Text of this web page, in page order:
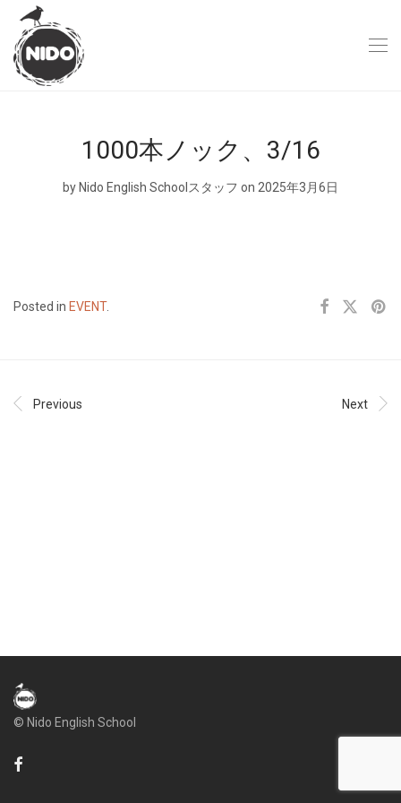
1000本ノック、3/16
by Nido English Schoolスタッフ on 2025年3月6日
Posted in EVENT.
Previous Next
© Nido English School